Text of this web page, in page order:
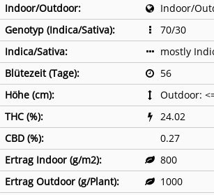
Indoor/Outdoor:
Indoor/
Genotyp (Indica/Sativa):
70/30
Indica/Sativa:
mostly
Blütezeit (Tage):
56
Höhe (cm):
Outdoor:
THC (%):
24.02
CBD (%):
0.27
Ertrag Indoor (g/m2):
800
Ertrag Outdoor (g/Plant):
1000